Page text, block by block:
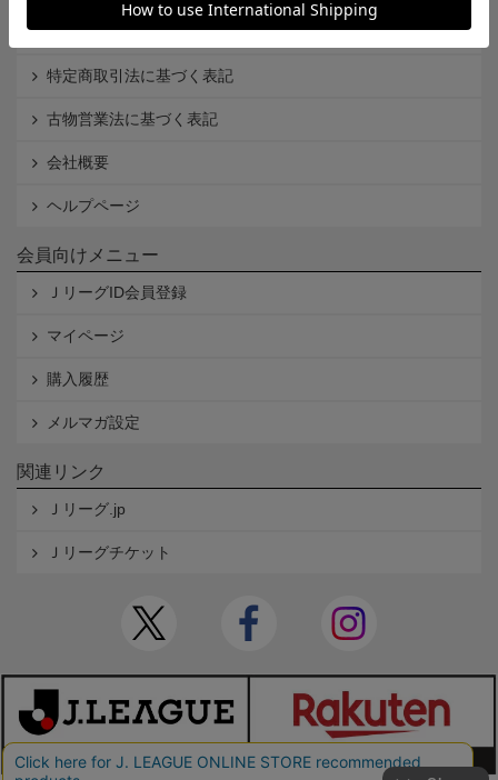
Cookieポリシー
特定商取引法に基づく表記
古物営業法に基づく表記
会社概要
ヘルプページ
会員向けメニュー
ＪリーグID会員登録
マイページ
購入履歴
メルマガ設定
関連リンク
Ｊリーグ.jp
Ｊリーグチケット